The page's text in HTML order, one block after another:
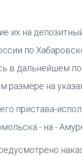
их на
по
в дальнейшем
размере на
пристава-
- на -